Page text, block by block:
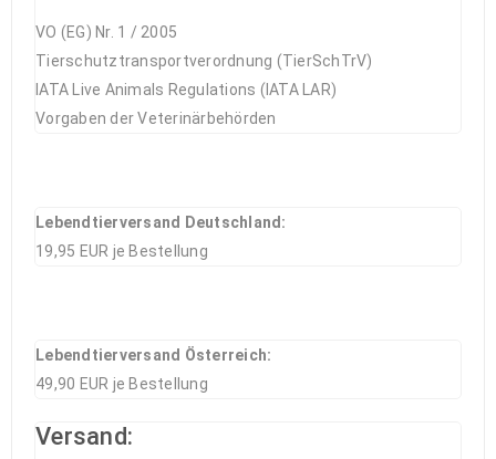
VO (EG) Nr. 1 / 2005
Tierschutztransportverordnung (TierSchTrV)
IATA Live Animals Regulations (IATA LAR)
Vorgaben der Veterinärbehörden
Lebendtierversand Deutschland:
19,95 EUR je Bestellung
Lebendtierversand Österreich:
49,90 EUR je Bestellung
Versand: